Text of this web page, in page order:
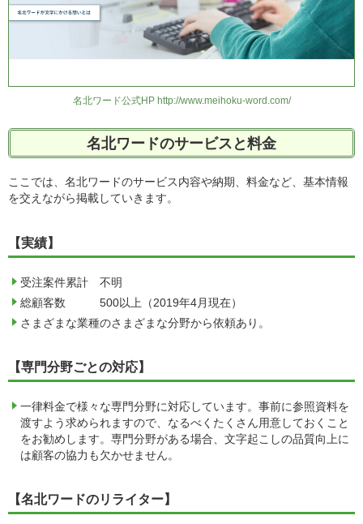
名北ワード公式HP http://www.meihoku-word.com/
名北ワードのサービスと料金
ここでは、名北ワードのサービス内容や納期、料金など、基本情報
を交えながら掲載していきます。
【実績】
受注案件累計 不明
総顧客数 500以上（2019年4月現在）
さまざまな業種のさまざまな分野から依頼あり。
【専門分野ごとの対応】
一律料金で様々な専門分野に対応しています。事前に参照資料を
渡すよう求められますので、なるべくたくさん用意しておくこと
をお勧めします。専門分野がある場合、文字起こしの品質向上に
は顧客の協力も欠かせません。
【名北ワードのリライター】